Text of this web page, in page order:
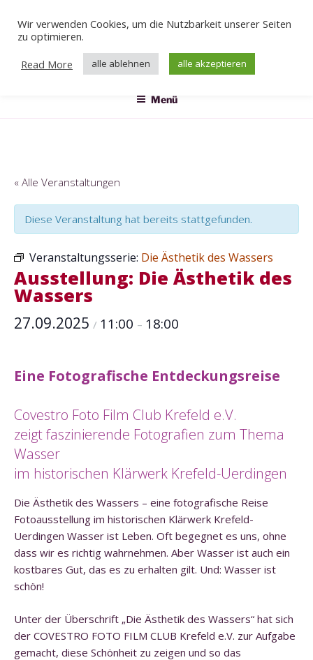
Inhalt
springen
Veranstaltungen
Das Klärwerk
Menü
« Alle Veranstaltungen
Diese Veranstaltung hat bereits stattgefunden.
Veranstaltungsserie: Die Ästhetik des Wassers
Ausstellung: Die Ästhetik des
Wassers
27.09.2025 / 11:00 – 18:00
Eine Fotografische Entdeckungsreise
Covestro Foto Film Club Krefeld e.V.
zeigt faszinierende Fotografien zum Thema
Wasser
im historischen Klärwerk Krefeld-Uerdingen
Die Ästhetik des Wassers – eine fotografische Reise
Fotoausstellung im historischen Klärwerk Krefeld-
Uerdingen Wasser ist Leben. Oft begegnet es uns, ohne
dass wir es richtig wahrnehmen. Aber Wasser ist auch ein
kostbares Gut, das es zu erhalten gilt. Und: Wasser ist
schön!
Unter der Überschrift „Die Ästhetik des Wassers“ hat sich
der COVESTRO FOTO FILM CLUB Krefeld e.V. zur Aufgabe
gemacht, diese Schönheit zu zeigen und so das
Wir verwenden Cookies, um die Nutzbarkeit unserer Seiten
zu optimieren.
Read More
alle ablehnen alle akzeptieren